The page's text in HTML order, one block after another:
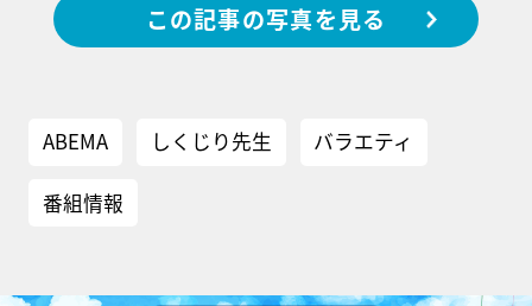
この記事の写真を見る
ABEMA しくじり先生 バラエティ
番組情報